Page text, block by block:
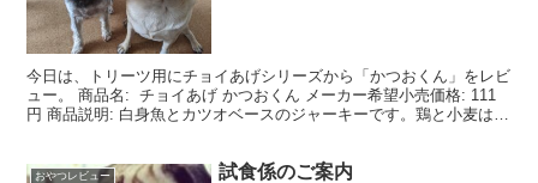
今日は、トリーツ用にチョイあげシリーズから「かつおくん」をレビ
ュー。 商品名: チョイあげ かつおくん メーカー希望小売価格: 111
円 商品説明: 白身魚とカツオベースのジャーキーです。鶏と小麦は使
おやつレビュー 試食係のご案内